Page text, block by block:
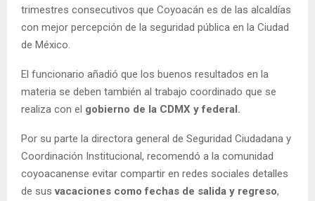
trimestres consecutivos que Coyoacán es de las alcaldías
con mejor percepción de la seguridad pública en la Ciudad
de México.
El funcionario añadió que los buenos resultados en la
materia se deben también al trabajo coordinado que se
realiza con el gobierno de la CDMX y federal.
Por su parte la directora general de Seguridad Ciudadana y
Coordinación Institucional, recomendó a la comunidad
coyoacanense evitar compartir en redes sociales detalles
de susvacaciones como fechas de salida y regreso,